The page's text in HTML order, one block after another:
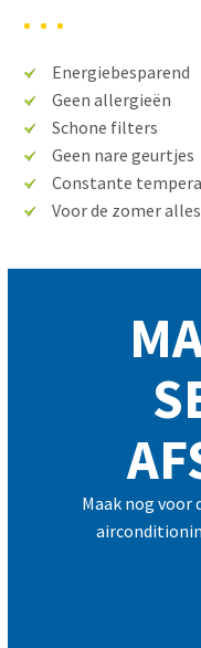
Energiebesparend
Geen allergieën
Schone filters
Geen nare geurtjes
Constante
Voor de zomer
Maak nog voor
VUL